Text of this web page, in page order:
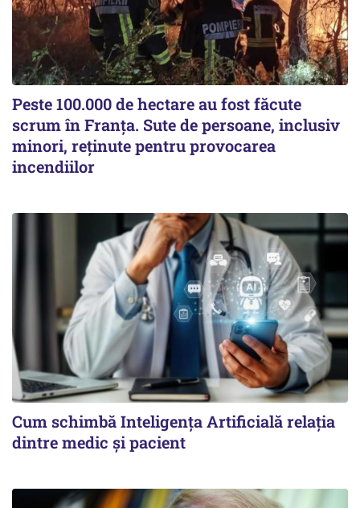
Peste 100.000 de hectare au fost făcute
scrum în Franța. Sute de persoane, inclusiv
minori, reținute pentru provocarea
incendiilor
Cum schimbă Inteligența Artificială relația
dintre medic și pacient